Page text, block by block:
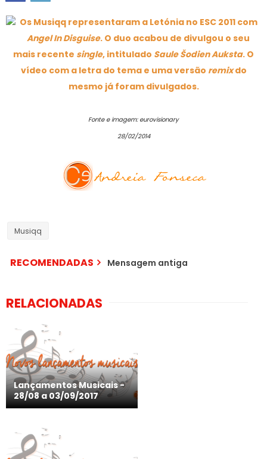
Os Musiqq representaram a Letónia no ESC 2011 com
Angel In Disguise. O duo acabou de divulgou o seu
mais recente single, intitulado Saule Šodien Auksta. O
vídeo com a letra do tema e uma versão remixdo
mesmo já foram divulgados.
Fonte e imagem: eurovisionary
28/02/2014
Musiqq
RECOMENDADAS Mensagem antiga
RELACIONADAS
Lançamentos Musicais -
28/08 a 03/09/2017